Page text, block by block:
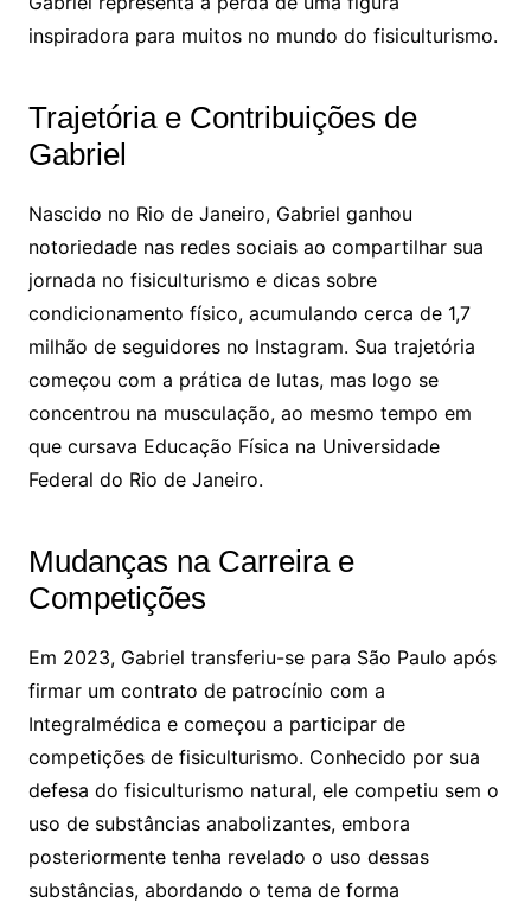
inspiradora para muitos no mundo do fisiculturismo.
Trajetória e Contribuições de
Gabriel
Nascido no Rio de Janeiro, Gabriel ganhou
notoriedade nas redes sociais ao compartilhar sua
jornada no fisiculturismo e dicas sobre
condicionamento físico, acumulando cerca de 1,7
milhão de seguidores no Instagram. Sua trajetória
começou com a prática de lutas, mas logo se
concentrou na musculação, ao mesmo tempo em
que cursava Educação Física na Universidade
Federal do Rio de Janeiro.
Mudanças na Carreira e
Competições
Em 2023, Gabriel transferiu-se para São Paulo após
firmar um contrato de patrocínio com a
Integralmédica e começou a participar de
competições de fisiculturismo. Conhecido por sua
defesa do fisiculturismo natural, ele competiu sem o
uso de substâncias anabolizantes, embora
posteriormente tenha revelado o uso dessas
substâncias, abordando o tema de forma